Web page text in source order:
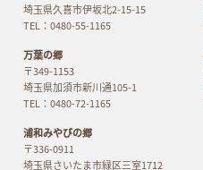
埼玉県久喜市伊坂北2-15-15
TEL：0480-55-1165
万葉の郷
〒349-1153
埼玉県加須市新川通105-1
TEL：0480-72-1165
浦和みやびの郷
〒336-0911
埼玉県さいたま市緑区三室1712